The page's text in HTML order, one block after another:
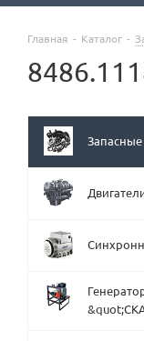
Главная - Каталог -
Запасные